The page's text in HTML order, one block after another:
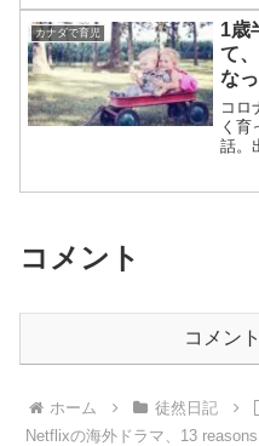
月」
カナダで育児
1歳
て
な
コロ
く育
話。
コメント
コメン
ホーム 徒然日記
Netflixの海外ドラマ、13